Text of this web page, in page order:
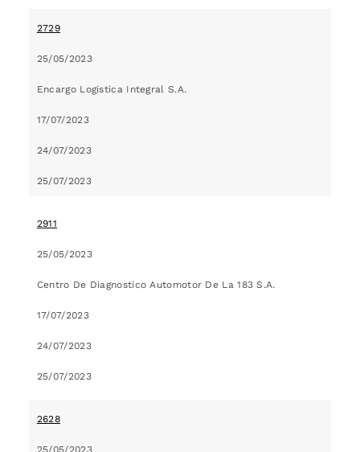
2729
25/05/2023
Encargo Logistica Integral S.A.
17/07/2023
24/07/2023
25/07/2023
2911
25/05/2023
Centro De Diagnostico Automotor De La 183 S.A.
17/07/2023
24/07/2023
25/07/2023
2628
25/05/2023